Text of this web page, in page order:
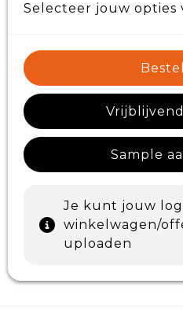
Selecteer jouw opties
Sample
Je kunt jouw
winkelwagen/
uploaden